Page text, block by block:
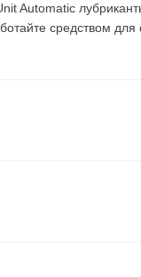
Automatic
средством для